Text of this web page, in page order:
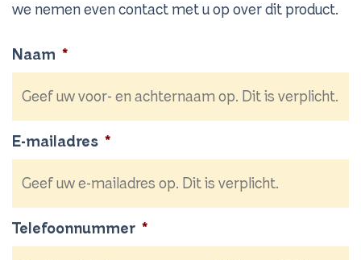
we nemen even contact met u op over dit product.
Naam *
E-mailadres *
Telefoonnummer *